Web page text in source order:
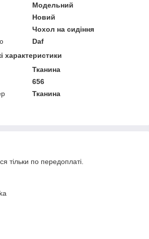
Модельний
Новий
Чохол на сидіння
Daf
характеристики
Тканина
656
Тканина
тільки по передоплаті.